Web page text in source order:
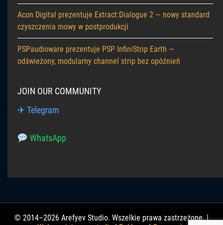
Acon Digital prezentuje Extract:Dialogue 2 — nowy standard
czyszczenia mowy w postprodukcji
PSPaudioware prezentuje PSP InfiniStrip Earth —
odświeżony, modularny channel strip bez opóźnień
JOIN OUR COMMUNITY
✈ Telegram
WhatsApp
© 2014–2026 Arefyev Studio. Wszelkie prawa zastrzeżone. |